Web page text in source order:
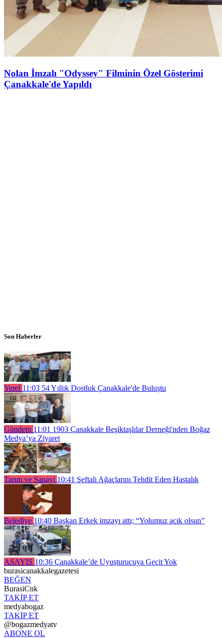
Nolan İmzalı "Odyssey" Filminin Özel Gösterimi
Çanakkale'de Yapıldı
Son Haberler
Yerel 11:03 54 Yıllık Dostluk Çanakkale'de Buluştu
Gündem 11:01 1903 Çanakkale Beşiktaşlılar Derneği'nden Boğaz
Medya’ya Ziyaret
Tarım ve Sanayi 10:41 Şeftali Ağaçlarını Tehdit Eden Hastalık
Belediye 10:40 Başkan Erkek imzayı attı; “Yolumuz açık olsun”
ASAYİŞ 10:36 Çanakkale’de Uyuşturucuya Geçit Yok
burasicanakkalegazetesi
BEĞEN
BurasiCnk
TAKİP ET
medyabogaz
TAKİP ET
@bogazmedyatv
ABONE OL